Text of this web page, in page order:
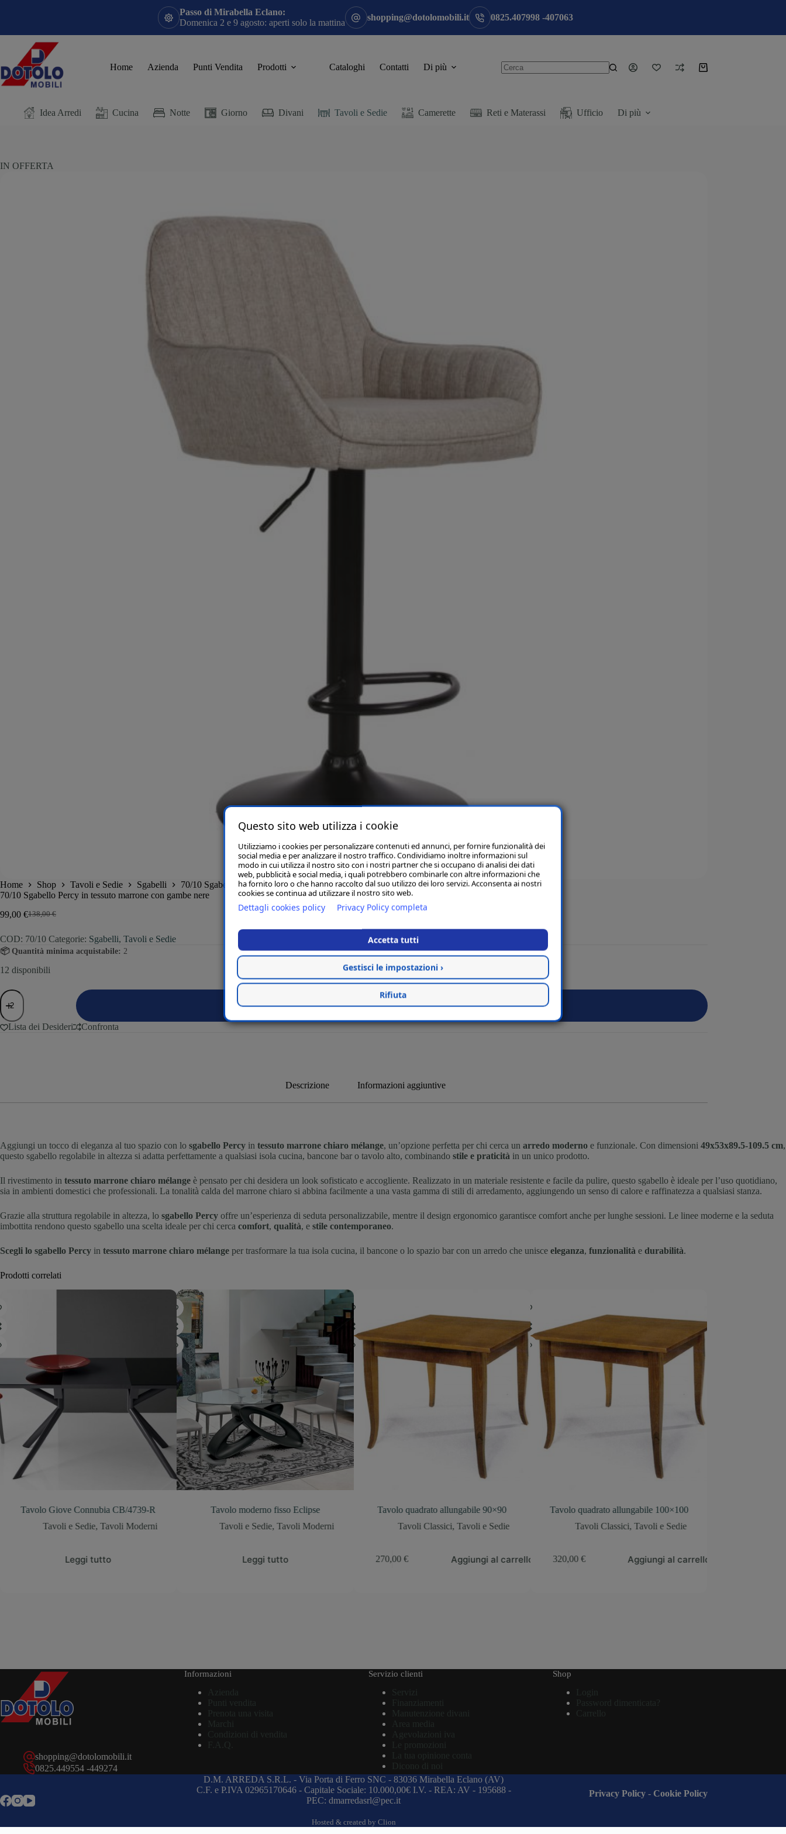
Questo sito web utilizza i cookie
Utilizziamo i cookies per personalizzare contenuti ed annunci, per fornire funzionalità dei
social media e per analizzare il nostro traffico. Condividiamo inoltre informazioni sul
modo in cui utilizza il nostro sito con i nostri partner che si occupano di analisi dei dati
web, pubblicità e social media, i quali potrebbero combinarle con altre informazioni che
ha fornito loro o che hanno raccolto dal suo utilizzo dei loro servizi. Acconsenta ai nostri
cookies se continua ad utilizzare il nostro sito web.
Dettagli cookies policy Privacy Policy completa
Accetta tutti
Gestisci le impostazioni ›
Rifiuta
Passo di Mirabella Eclano:
Domenica 2 e 9 agosto: aperti solo la mattina
shopping@dotolomobili.it 0825.407998 -407063
Home Azienda Punti Vendita Prodotti Cataloghi Contatti Di più
Idea Arredi Cucina Notte Giorno Divani Tavoli e Sedie Camerette Reti e Materassi Ufficio Di più
IN OFFERTA
Home Shop Tavoli e Sedie Sgabelli
70/10 Sgabello Percy in tessuto marrone con gambe nere
70/10 Sgabello Percy in tessuto marrone con gambe nere
138,00€
99,00 €
COD: 70/10 Categorie: Sgabelli, Tavoli e Sedie
📦 Quantità minima acquistabile: 2
12 disponibili
Aggiungi al carrello
Lista dei Desideri Confronta
Descrizione Informazioni aggiuntive
Aggiungi un tocco di eleganza al tuo spazio con lo sgabello Percy in tessuto marrone chiaro mélange, un’opzione perfetta per chi cerca un arredo moderno e funzionale. Con dimensioni 49x53x89.5-109.5 cm,
questo sgabello regolabile in altezza si adatta perfettamente a qualsiasi isola cucina, bancone bar o tavolo alto, combinando stile e praticità in un unico prodotto.
Il rivestimento in tessuto marrone chiaro mélange è pensato per chi desidera un look sofisticato e accogliente. Realizzato in un materiale resistente e facile da pulire, questo sgabello è ideale per l’uso quotidiano,
sia in ambienti domestici che professionali. La tonalità calda del marrone chiaro si abbina facilmente a una vasta gamma di stili di arredamento, aggiungendo un senso di calore e raffinatezza a qualsiasi stanza.
Grazie alla struttura regolabile in altezza, lo sgabello Percy offre un’esperienza di seduta personalizzabile, mentre il design ergonomico garantisce comfort anche per lunghe sessioni. Le linee moderne e la seduta
imbottita rendono questo sgabello una scelta ideale per chi cerca comfort, qualità, e stile contemporaneo.
Scegli lo sgabello Percy in tessuto marrone chiaro mélange per trasformare la tua isola cucina, il bancone o lo spazio bar con un arredo che unisce eleganza, funzionalità e durabilità.
Prodotti correlati
Giove Connubia CB/4739-R
Tavoli e Sedie,Tavoli Moderni
Leggi tutto
Tavolo moderno fisso Eclipse
Tavoli e Sedie,Tavoli Moderni
Leggi tutto
Tavolo quadrato allungabile 90×90
Tavoli Classici, Tavoli e Sedie
Aggiungi al carrello
Tavolo quadrato allungabile 100×100
Tavoli Classici, Tavoli e Sedie
320,00 Aggiungi al carrello
shopping@dotolomobili.it
0825.449554 -449274
Informazioni Servizio clienti Shop
D.M. ARREDA S.R.L. -Via Porta di Ferro SNC -83036 Mirabella Eclano (AV)
C.F. e P.IVA 02965170646- Capitale Sociale: 10.000,00€ I.V. - REA: AV - 195688-
PEC: dmarredasrl@pec.it
Hosted & created by Clion
Privacy Policy- Cookie Policy